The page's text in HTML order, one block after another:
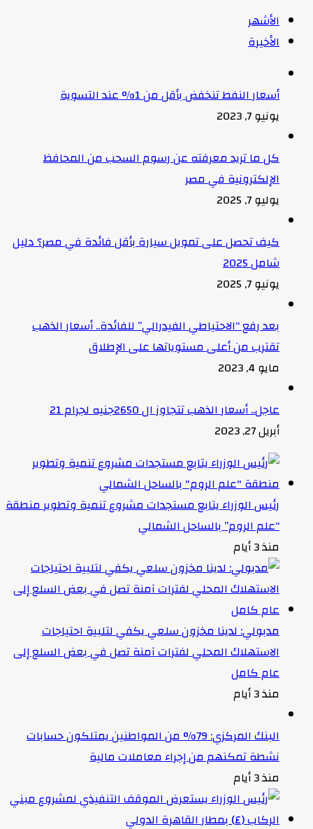
الأشهر
الأخيرة
أسعار النفط تنخفض بأقل من 1% عند التسوية
يونيو 7, 2023
كل ما تريد معرفته عن رسوم السحب من المحافظ
الإلكترونية في مصر
يوليو 7, 2025
كيف تحصل على تمويل سيارة بأقل فائدة في مصر؟ دليل
شامل 2025
يونيو 7, 2025
بعد رفع “الاحتياطي الفيدرالي” للفائدة.. أسعار الذهب
تقترب من أعلى مستوياتها على الإطلاق
مايو 4, 2023
عاجل.. أسعار الذهب تتجاوز ال 2650جنيه لجرام 21
أبريل 27, 2023
رئيس الوزراء يتابع مستجدات مشروع تنمية وتطوير منطقة
“علم الروم” بالساحل الشمالي
منذ 3 أيام
مدبولي: لدينا مخزون سلعي يكفي لتلبية احتياجات
الاستهلاك المحلي لفترات آمنة تصل في بعض السلع إلى
عام كامل
منذ 3 أيام
البنك المركزي: 79% من المواطنين يمتلكون حسابات
نشطة تمكنهم من إجراء معاملات مالية
منذ 3 أيام